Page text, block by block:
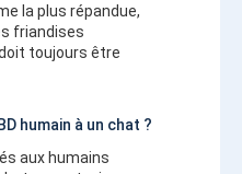
la plus répandue,
friandises
toujours être
humain à un chat ?
aux humains